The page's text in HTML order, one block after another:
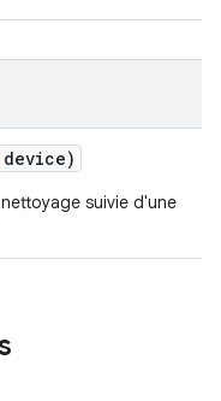
device)
suivie d'une